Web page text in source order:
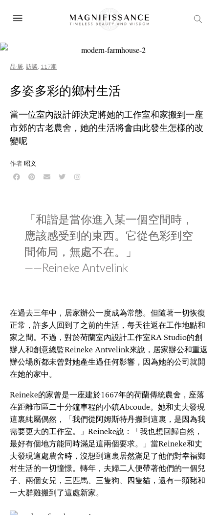
品·居 訪談 117期
多姿多彩的鄉村生活
當一位室內設計師決定將她的工作室和家搬到一座
市郊的古老農舍，她的生活將會由此發生怎樣的改
變呢
作者昭文
「和諧是當你進入某一個空間時，
應該感受到的東西。它從色彩到空
間佈局，無處不在。」
——Reineke Antvelink
在過去三年中，居家辦公一度成為常態。但隨著一切恢復
正常，許多人回到了之前的生活，每天往返在工作地點和
家之間。不過，對於荷蘭室內設計工作室RA Studio的創
辦人和創意總監Reineke Antvelink來說，居家辦公和重返
辦公場所都未曾對她產生過任何影響，因為她的公司就開
在她的家中。
Reineke的家曾是一座建於1667年的荷蘭傳統農舍，座落
在距離市區二十分鐘車程的小鎮Abcoude。她和丈夫發現
這裏純屬偶然，「我們從阿姆斯特丹搬到這裏，是因為我
需要更大的工作室。」Reineke說：「我也想回歸自然，
最好有個地方能同時滿足這兩個要求。」當Reineke和丈
夫發現這處農舍時，沒想到這裏居然滿足了他們對幸福鄉
村生活的一切憧憬。轉年，夫婦二人便帶著他們的一個兒
子、兩個女兒，三匹馬、三隻狗、四隻貓，還有一頭豬和
一大群雞搬到了這處新家。